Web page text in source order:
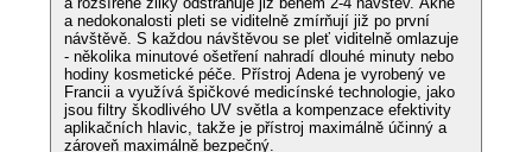
a nedokonalosti pleti se viditelně zmírňují již po první
návštěvě. S každou návštěvou se pleť viditelně omlazuje
- několika minutové ošetření nahradí dlouhé minuty nebo
hodiny kosmetické péče. Přístroj Adena je vyrobený ve
Francii a využívá špičkové medicínské technologie, jako
jsou filtry škodlivého UV světla a kompenzace efektivity
aplikačních hlavic, takže je přístroj maximálně účinný a
zároveň maximálně bezpečný.